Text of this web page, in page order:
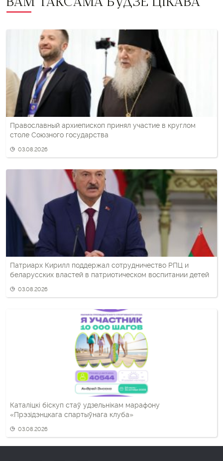
ВАМ ТАКСАМА БУДЗЕ ЦІКАВА
Православный архиепископ принял участие в круглом
столе Союзного государства
03.08.2026
Патриарх Кирилл поддержал сотрудничество РПЦ и
беларусских властей в патриотическом воспитании детей
03.08.2026
Каталіцкі біскуп стаў удзельнікам марафону
«Прэзідэнцкага спартыўнага клуба»
03.08.2026